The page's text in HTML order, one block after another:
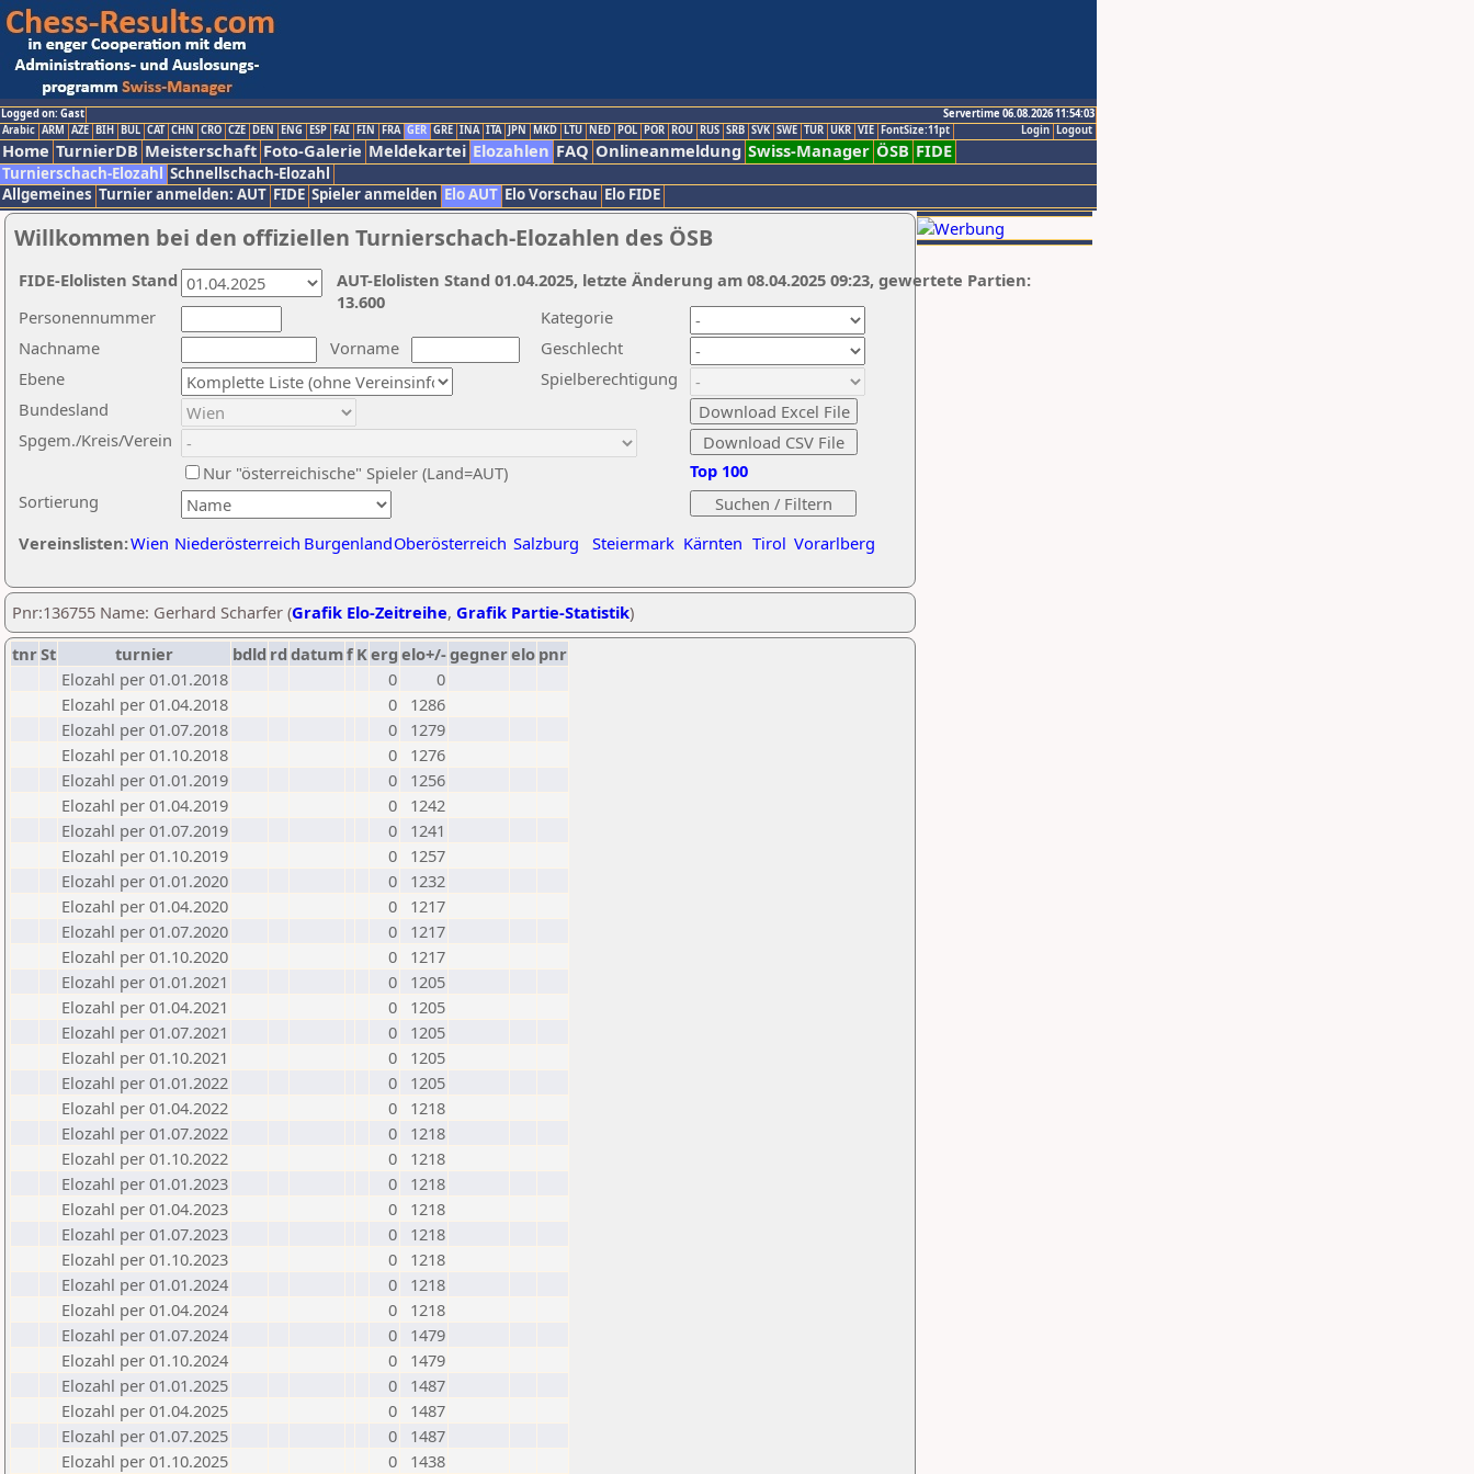
Logged on: Gast
Servertime 06.08.2026 11:54:03
Logout
Login
Arabic ARM AZE BIH BUL CAT CHN CRO CZE DEN ENG ESP FAI FIN FRA GER GRE INA ITA JPN MKD LTU NED POL POR ROU RUS SRB SVK SWE TUR UKR VIE FontSize:11pt
Home TurnierDB Meisterschaft Foto-Galerie Meldekartei Elozahlen FAQ Onlineanmeldung Swiss-Manager ÖSB FIDE
Turnierschach-Elozahl Schnellschach-Elozahl
Allgemeines Turnier anmelden: AUT FIDE Spieler anmelden Elo AUT Elo Vorschau Elo FIDE
Willkommen bei den offiziellen Turnierschach-Elozahlen des ÖSB
Nachname
Vorname
Ebene
Kategorie
Sortierung
Personennummer
Bundesland
Spgem./Kreis/Verein
Geschlecht
Nur "österreichische" Spieler (Land=AUT)
Spielberechtigung
Vereinslisten:Wien Niederösterreich BurgenlandOberösterreich Salzburg Steiermark Kärnten Tirol Vorarlberg
Top 100
AUT-Elolisten Stand 01.04.2025, letzte Änderung am 08.04.2025 09:23, gewertete Partien:
13.600
FIDE-Elolisten Stand
Pnr:136755 Name: Gerhard Scharfer (Grafik Elo-Zeitreihe, Grafik Partie-Statistik)
tnrSt turnier bdld rd datumf Kerg elo+/-gegnerelo pnr
Elozahl per 01.01.2018
0
0
Elozahl per 01.04.2018
0
1286
Elozahl per 01.07.2018
0
1279
Elozahl per 01.10.2018
0
1276
Elozahl per 01.01.2019
0
1256
Elozahl per 01.04.2019
0
1242
Elozahl per 01.07.2019
0
1241
Elozahl per 01.10.2019
0
1257
Elozahl per 01.01.2020
0
1232
Elozahl per 01.04.2020
0
1217
Elozahl per 01.07.2020
0
1217
Elozahl per 01.10.2020
0
1217
Elozahl per 01.01.2021
0
1205
Elozahl per 01.04.2021
0
1205
Elozahl per 01.07.2021
0
1205
Elozahl per 01.10.2021
0
1205
Elozahl per 01.01.2022
0
1205
Elozahl per 01.04.2022
0
1218
Elozahl per 01.07.2022
0
1218
Elozahl per 01.10.2022
0
1218
Elozahl per 01.01.2023
0
1218
Elozahl per 01.04.2023
0
1218
Elozahl per 01.07.2023
0
1218
Elozahl per 01.10.2023
0
1218
Elozahl per 01.01.2024
0
1218
Elozahl per 01.04.2024
0
1218
Elozahl per 01.07.2024
0
1479
Elozahl per 01.10.2024
0
1479
Elozahl per 01.01.2025
0
1487
Elozahl per 01.04.2025
0
1487
Elozahl per 01.07.2025
0
1487
Elozahl per 01.10.2025
0 1438